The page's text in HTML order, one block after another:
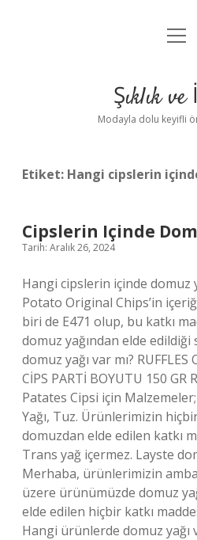
Anasayfa
Yasal
Şıklık
Modayla dolu keyifli
Etiket: Hangi cipslerin
Cipslerin Içinde
Tarih: Aralık 26, 2024
Hangi cipslerin içinde domuz
Potato Original Chips’in
biri de E471 olup, bu katkı
domuz yağından elde edildiği
domuz yağı var mı? RUFFLES
CİPS PARTİ BOYUTU 150
Patates Cipsi için
Yağı, Tuz. Ürünlerimizin
domuzdan elde edilen katkı
Trans yağ içermez. Layste
Merhaba, ürünlerimizin
üzere ürünümüzde domuz
elde edilen hiçbir katkı
Hangi ürünlerde domuz yağı